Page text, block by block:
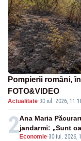
Pompierii români,
FOTO&VIDEO
Actualitate·30 iul. 2026,
2 Economie-30 iul. 2026,
Ana Maria
jandarmi: „Sunt